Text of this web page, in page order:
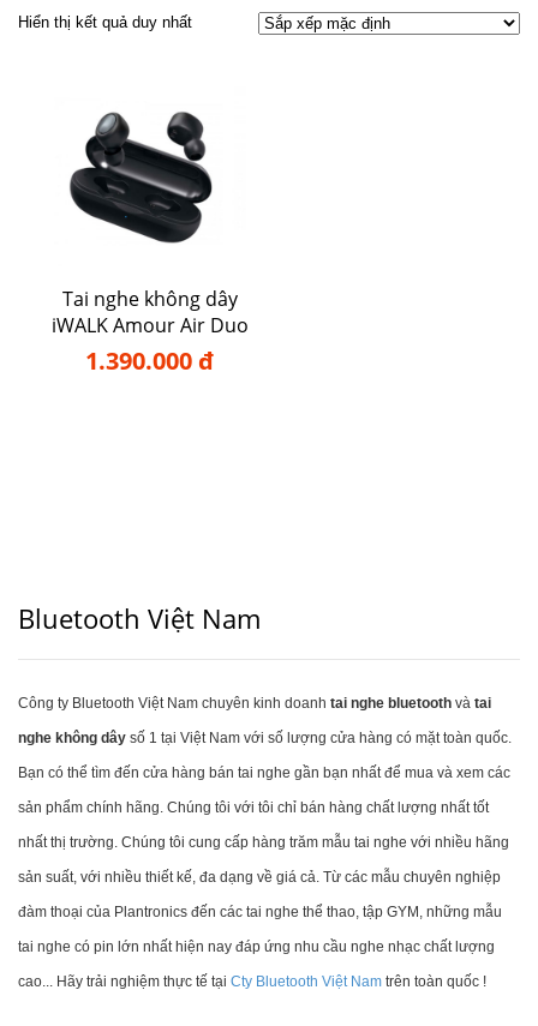
Hiển thị kết quả duy nhất
Tai nghe không dây
iWALK Amour Air Duo
1.390.000 đ
Bluetooth Việt Nam
Công ty Bluetooth Việt Nam chuyên kinh doanh tai nghe bluetooth và tai
nghe không dây số 1 tại Việt Nam với số lượng cửa hàng có mặt toàn quốc.
Bạn có thể tìm đến cửa hàng bán tai nghe gần bạn nhất để mua và xem các
sản phẩm chính hãng. Chúng tôi với tôi chỉ bán hàng chất lượng nhất tốt
nhất thị trường. Chúng tôi cung cấp hàng trăm mẫu tai nghe với nhiều hãng
sản suất, với nhiều thiết kế, đa dạng về giá cả. Từ các mẫu chuyên nghiệp
đàm thoại của Plantronics đến các tai nghe thể thao, tập GYM, những mẫu
tai nghe có pin lớn nhất hiện nay đáp ứng nhu cầu nghe nhạc chất lượng
cao... Hãy trải nghiệm thực tế tại Cty Bluetooth Việt Nam trên toàn quốc !